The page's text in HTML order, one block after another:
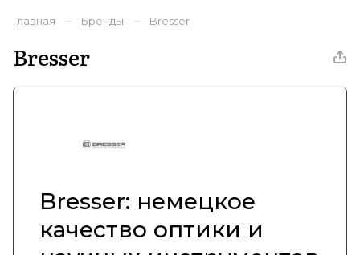
Главная – Бренды – Bresser
Bresser
Bresser: немецкое
качество оптики и